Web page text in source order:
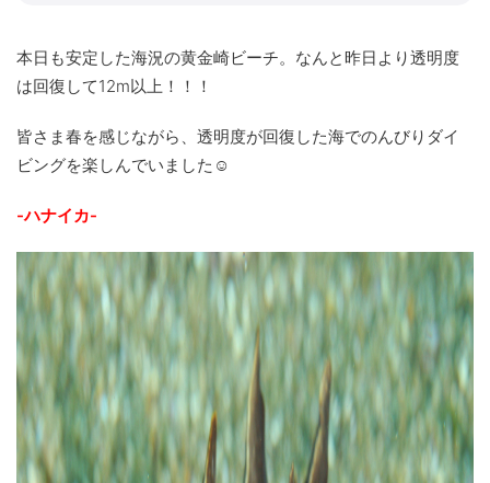
本日も安定した海況の黄金崎ビーチ。なんと昨日より透明度
は回復して12m以上！！！
皆さま春を感じながら、透明度が回復した海でのんびりダイ
ビングを楽しんでいました☺
-ハナイカ-